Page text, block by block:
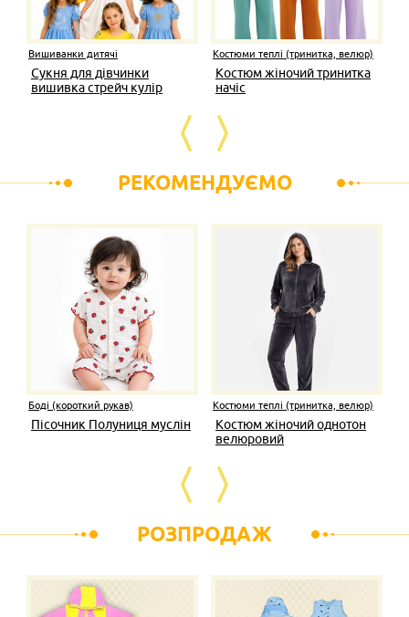
Вишиванки дитячі
Сукня для дівчинки
вишивка стрейч кулір
Костюми теплі (тринитка, велюр)
Костюм жіночий тринитка
начіс
РЕКОМЕНДУЄМО
Боді (короткий рукав)
Пісочник Полуниця муслін
Костюми теплі (тринитка, велюр)
Костюм жіночий однотон
велюровий
РОЗПРОДАЖ